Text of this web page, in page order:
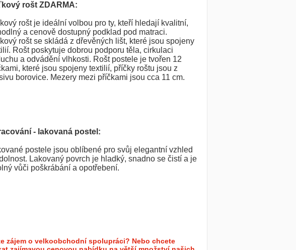
rošt ZDARMA:
rošt je ideální volbou pro ty, kteří hledají kvalitní,
a cenově dostupný podklad pod matraci.
rošt se skládá z dřevěných lišt, které jsou spojeny
Rošt poskytuje dobrou podporu těla, cirkulaci
a odvádění vlhkosti. Rošt postele je tvořen 12
které jsou spojeny textilií, příčky roštu jsou z
borovice. Mezery mezi příčkami jsou cca 11 cm.
- lakovaná postel:
postele jsou oblíbené pro svůj elegantní vzhled
Lakovaný povrch je hladký, snadno se čistí a je
vůči poškrábání a opotřebení.
zájem o velkoobchodní spolupráci? Nebo chcete